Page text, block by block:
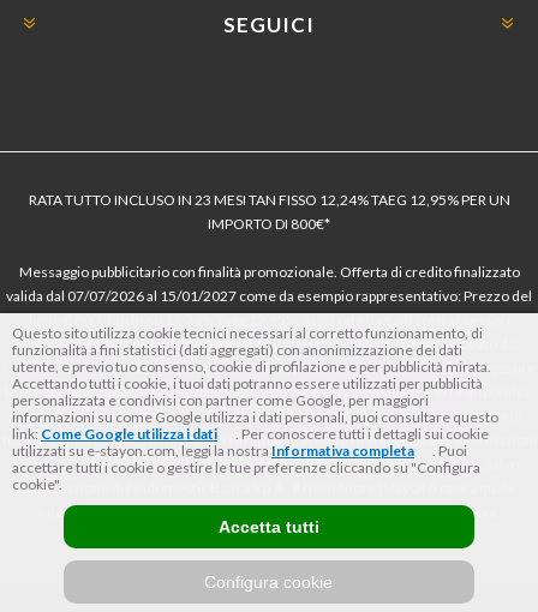
SEGUICI
RATA TUTTO INCLUSO IN 23 MESI TAN FISSO 12,24% TAEG 12,95% PER UN
IMPORTO DI 800€*
Messaggio pubblicitario con finalità promozionale. Offerta di credito finalizzato
valida dal 07/07/2026 al 15/01/2027 come da esempio rappresentativo: Prezzo del
bene € 800, Tan fisso 12,24% Taeg 12,95%, in 23 rate da € 40 costi accessori
dell’offerta azzerati. Importo totale del credito € 800. Importo totale dovuto dal
Consumatore € 920. Decorrenza media della prima rata a 90 giorni. Al fine di gestire
le tue spese in modo responsabile e di conoscere eventuali altre offerte disponibili,
Findomestic ti ricorda, prima di sottoscrivere il contratto, di prendere visione di
tutte le condizioni economiche e contrattuali, facendo riferimento alle Informazioni
Europee di Base sul Credito ai Consumatori (IEBCC) nel percorso online. Salvo
approvazione di Findomestic Banca S.p.A.. Il rivenditore (StayON) opera quale
intermediario del credito per Findomestic Banca S.p.A., non in esclusiva.
Questo sito utilizza cookie tecnici necessari al corretto funzionamento, di
funzionalità a fini statistici (dati aggregati) con anonimizzazione dei dati
utente, e previo tuo consenso, cookie di profilazione e per pubblicità mirata.
Accettando tutti i cookie, i tuoi dati potranno essere utilizzati per pubblicità
personalizzata e condivisi con partner come Google, per maggiori
informazioni su come Google utilizza i dati personali, puoi consultare questo
link: Come Google utilizza i dati
. Per conoscere tutti i dettagli sui cookie
utilizzati su e-stayon.com, leggi la nostra Informativa completa
. Puoi
accettare tutti i cookie o gestire le tue preferenze cliccando su "Configura
cookie".
Configura cookie
Accetta tutti